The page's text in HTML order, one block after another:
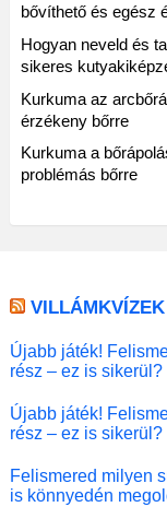
bővíthető és egész
Hogyan neveld és
sikeres
Kurkuma az
érzékeny bőrre
Kurkuma a
problémás bőrre
VILLÁMKVÍZEK
Újabb játék!
rész – ez is sikerül?
Újabb játék!
rész – ez is sikerül?
Felismered milyen
is könnyedén